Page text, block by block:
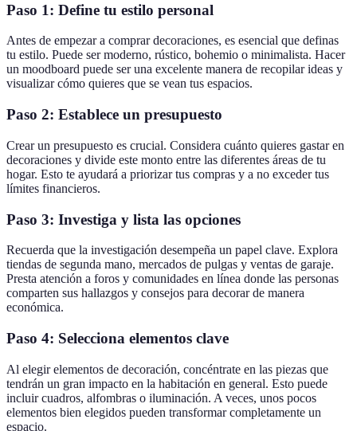
Paso 1: Define tu estilo personal
Antes de empezar a comprar decoraciones, es esencial que definas
tu estilo. Puede ser moderno, rústico, bohemio o minimalista. Hacer
un moodboard puede ser una excelente manera de recopilar ideas y
visualizar cómo quieres que se vean tus espacios.
Paso 2: Establece un presupuesto
Crear un presupuesto es crucial. Considera cuánto quieres gastar en
decoraciones y divide este monto entre las diferentes áreas de tu
hogar. Esto te ayudará a priorizar tus compras y a no exceder tus
límites financieros.
Paso 3: Investiga y lista las opciones
Recuerda que la investigación desempeña un papel clave. Explora
tiendas de segunda mano, mercados de pulgas y ventas de garaje.
Presta atención a foros y comunidades en línea donde las personas
comparten sus hallazgos y consejos para decorar de manera
económica.
Paso 4: Selecciona elementos clave
Al elegir elementos de decoración, concéntrate en las piezas que
tendrán un gran impacto en la habitación en general. Esto puede
incluir cuadros, alfombras o iluminación. A veces, unos pocos
elementos bien elegidos pueden transformar completamente un
espacio.